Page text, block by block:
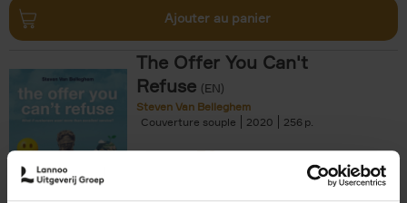
Ajouter au panier
The Offer You Can't
Refuse (EN)
Steven Van Belleghem
Couverture souple
2020 256
€37,50